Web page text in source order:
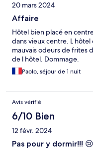
20 mars 2024
Affaire
Hôtel bien placé en
dans vieux centre. L
mauvais odeurs de frites
de l hôtel. Dommage.
Paolo, séjour de 1 nuit
Avis vérifié
6/10 Bien
12 févr. 2024
Pas pour y dormir!!! 😢